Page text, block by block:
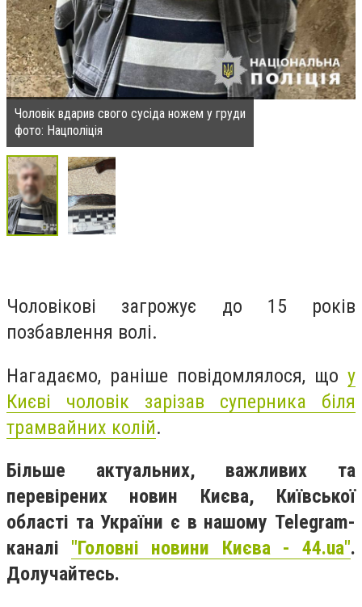
Чоловік вдарив свого сусіда ножем у груди
фото: Нацполіція
Чоловікові загрожує до 15 років
позбавлення волі.
Нагадаємо, раніше повідомлялося, що у
Києві чоловік зарізав суперника біля
трамвайних колій.
Більше актуальних, важливих та
перевірених новин Києва, Київської
області та України є в нашому Telegram-
каналі "Головні новини Києва - 44.ua".
Долучайтесь.